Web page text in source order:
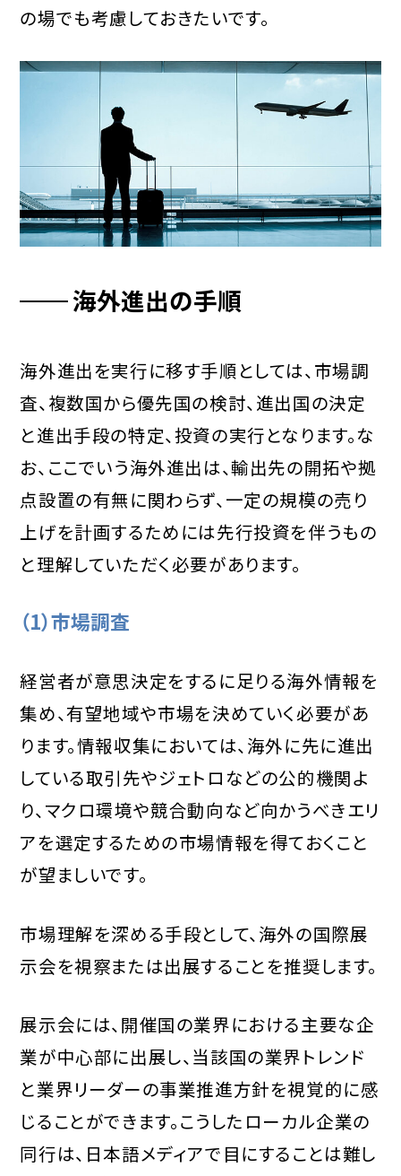
の場でも考慮しておきたいです。
海外進出の手順
海外進出を実行に移す手順としては、市場調
査、複数国から優先国の検討、進出国の決定
と進出手段の特定、投資の実行となります。な
お、ここでいう海外進出は、輸出先の開拓や拠
点設置の有無に関わらず、一定の規模の売り
上げを計画するためには先行投資を伴うもの
と理解していただく必要があります。
（1）市場調査
経営者が意思決定をするに足りる海外情報を
集め、有望地域や市場を決めていく必要があ
ります。情報収集においては、海外に先に進出
している取引先やジェトロなどの公的機関よ
り、マクロ環境や競合動向など向かうべきエリ
アを選定するための市場情報を得ておくこと
が望ましいです。
市場理解を深める手段として、海外の国際展
示会を視察または出展することを推奨します。
展示会には、開催国の業界における主要な企
業が中心部に出展し、当該国の業界トレンド
と業界リーダーの事業推進方針を視覚的に感
じることができます。こうしたローカル企業の
同行は、日本語メディアで目にすることは難し